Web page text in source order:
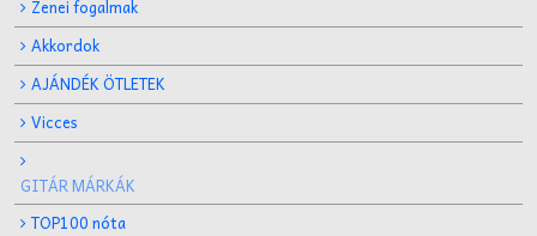
Zenei fogalmak
Akkordok
AJÁNDÉK ÖTLETEK
Vicces
GITÁR MÁRKÁK
TOP100 nóta